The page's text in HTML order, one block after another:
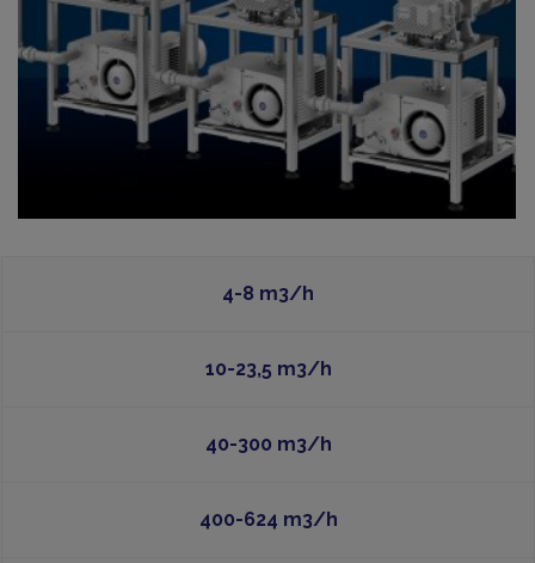
4-8 m3/h
10-23,5 m3/h
40-300 m3/h
400-624 m3/h